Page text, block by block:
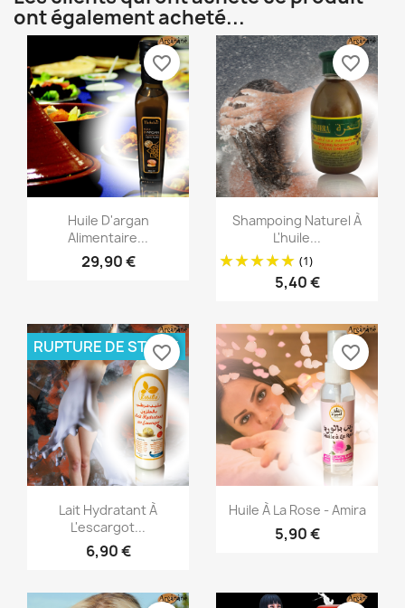
ont également acheté...
Aperçu rapide
Huile D'argan
Alimentaire...
29,90 €
favorite_border
Aperçu rapide
Shampoing Naturel À
L'huile...
(1)
5,40 €
favorite_border
Aperçu rapide
Lait Hydratant À
L'escargot...
6,90 €
RUPTURE DE STOCK
favorite_border
Aperçu rapide
Huile À La Rose - Amira
5,90 €
favorite_border